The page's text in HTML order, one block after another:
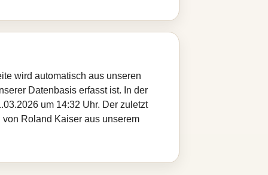
wird automatisch aus unseren
Datenbasis erfasst ist. In der
um 14:32 Uhr. Der zuletzt
Roland Kaiser aus unserem